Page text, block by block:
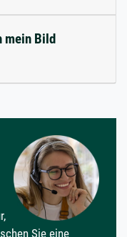
mein Bild
Sie eine